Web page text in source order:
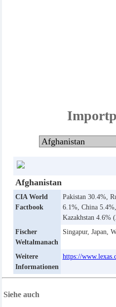
Import
Afghanistan
CIA World
Factbook
Pakistan 30.4%,
6.1%, China
Kazakhstan 4.6%
Fischer
Weltalmanach
Singapur, Japan,
Weitere
Informationen
https://
Siehe auch